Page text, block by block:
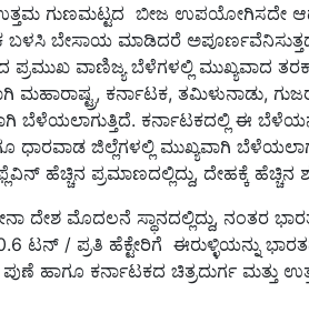
ಗುಣಮಟ್ಟದ ಬೀಜ ಉಪಯೋಗಿಸದೇ
ಬಳಸಿ ಬೇಸಾಯ ಮಾಡಿದರೆ
ಪ್ರಮುಖ ವಾಣಿಜ್ಯ ಬೆಳೆಗಳಲ್ಲಿ ಮುಖ್ಯವಾದ
ಕರ್ನಾಟಕ, ತಮಿಳುನಾಡು,
ಬೆಳೆಯಲಾಗುತ್ತಿದೆ. ಕರ್ನಾಟಕದಲ್ಲಿ ಈ
ಜಿಲ್ಲೆಗಳಲ್ಲಿ ಮುಖ್ಯವಾಗಿ
ಹೆಚ್ಚಿನ ಪ್ರಮಾಣದಲ್ಲಿದ್ದು, ದೇಹಕ್ಕೆ ಹೆಚ್ಚಿನ
ದೇಶ ಮೊದಲನೆ ಸ್ಥಾನದಲ್ಲಿದ್ದು, ನಂತರ
ಟನ್ / ಪ್ರತಿ ಹೆಕ್ಟೇರಿಗೆ ಈರುಳ್ಳಿಯನ್ನು
ಹಾಗೂ ಕರ್ನಾಟಕದ ಚಿತ್ರದುರ್ಗ ಮತ್ತು